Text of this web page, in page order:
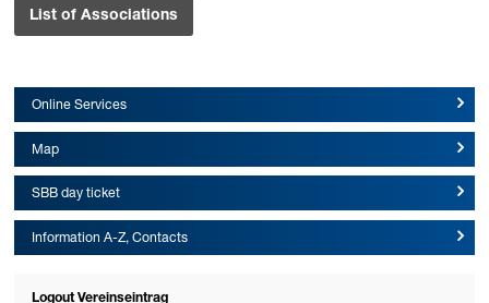
List of Associations
Online Services
Map
SBB day ticket
Information A-Z, Contacts
Logout Vereinseintrag